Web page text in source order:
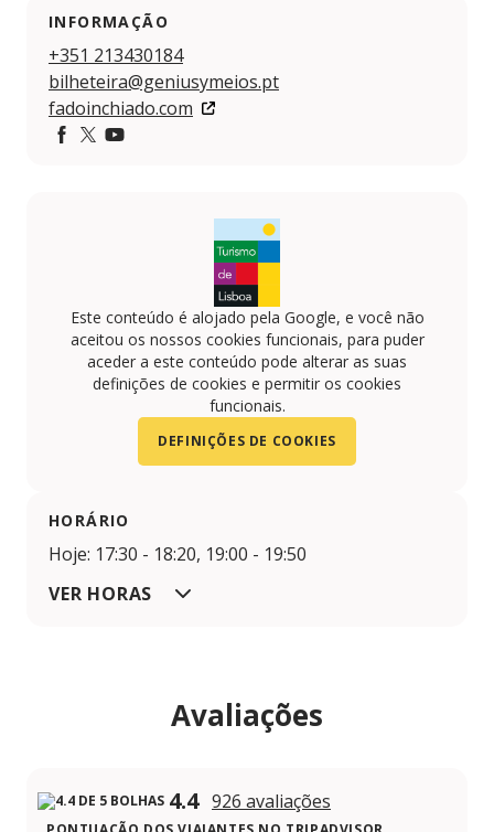
INFORMAÇÃO
+351 213430184
bilheteira@geniusymeios.pt
fadoinchiado.com
Este conteúdo é alojado pela Google, e você não
aceitou os nossos cookies funcionais, para puder
aceder a este conteúdo pode alterar as suas
definições de cookies e permitir os cookies
funcionais.
DEFINIÇÕES DE COOKIES
HORÁRIO
Hoje: 17:30 - 18:20, 19:00 - 19:50
VER HORAS
Avaliações
4.4 926 avaliações